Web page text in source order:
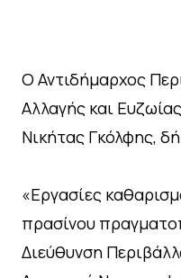
Ο Αντιδήμαρχος
Αλλαγής και
Νικήτας Γκόλφης,
«Εργασίες
πρασίνου
Διεύθυνση